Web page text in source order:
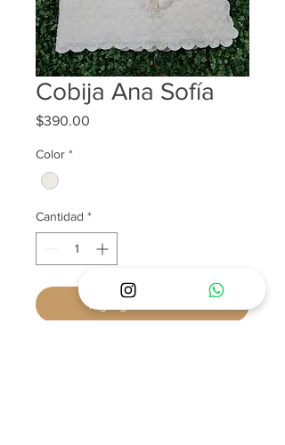
Cobija Ana Sofía
$390.00
Color *
Cantidad *
Agregar al carrito